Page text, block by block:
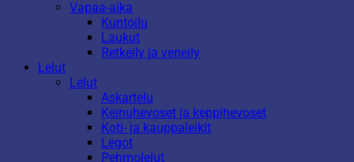
Vapaa-aika
Kuntoilu
Laukut
Retkeily ja veneily
Lelut
Lelut
Askartelu
Keinuhevoset ja keppihevoset
Koti- ja kauppaleikit
Legot
Pehmolelut